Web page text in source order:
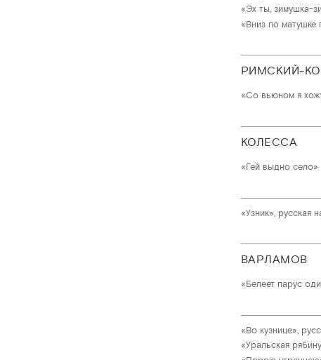
«Эх ты, зимушка-
«Вниз по матушке
РИМСКИЙ-
«Со вьюном я
КОЛЕССА
«Гей выдно село»
«Узник», русская
ВАРЛАМОВ
«Белеет парус
«Во кузнице»,
«Уральская